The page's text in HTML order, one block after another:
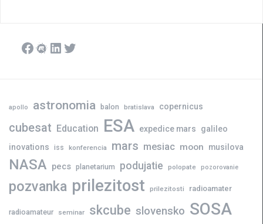
Facebook
Meetup
LinkedIn
Twitter
apollo astronomia balon bratislava copernicus
cubesat Education ESA expedice mars
galileo
inovations iss konferencia mars mesiac moon musilova
NASA pecs planetarium podujatie polopate pozorovanie
pozvanka prilezitost prilezitosti radioamater
radioamateur seminar skcube slovensko SOSA